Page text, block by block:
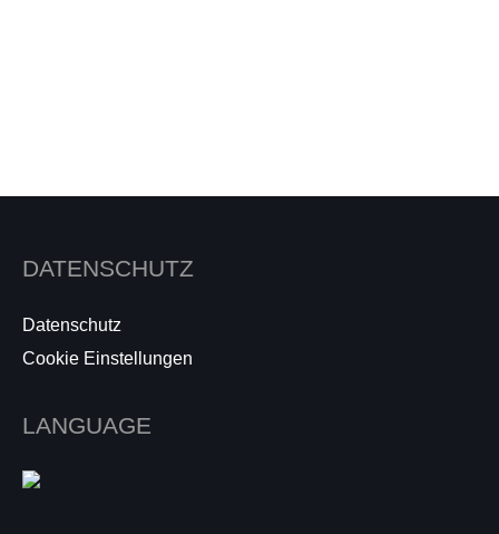
DATENSCHUTZ
Datenschutz
Cookie Einstellungen
LANGUAGE